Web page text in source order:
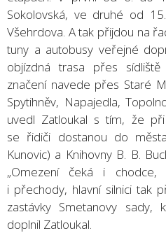
Sokolovská, ve druhé od
Všehrdova. A tak přijdou na
tuny a autobusy veřejné
objízdná trasa přes
značení navede přes Staré
Spytihněv, Napajedla,
uvedl Zatloukal s tím, že
se řidiči dostanou do
Kunovic) a Knihovny B. B.
„Omezení čeká i chodce,
i přechody, hlavní silnici tak
zastávky Smetanovy sady,
doplnil Zatloukal.